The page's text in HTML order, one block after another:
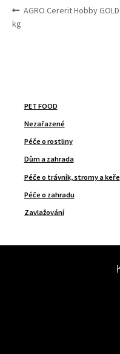
NAVIGACE
PRO
Předchozí
AGRO Cererit Hobby
kg
PET FOOD
Nezařazené
Péče o rostliny
Dům a zahrada
Péče o trávník, stromy a keře
Péče o zahradu
Zavlažování